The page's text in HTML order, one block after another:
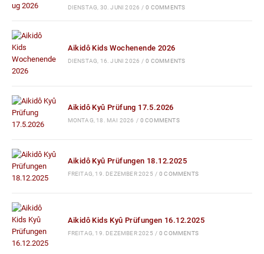
DIENSTAG, 30. JUNI 2026 / 0 COMMENTS
Aikidô Kids Wochenende 2026
DIENSTAG, 16. JUNI 2026 / 0 COMMENTS
Aikidô Kyû Prüfung 17.5.2026
MONTAG, 18. MAI 2026 / 0 COMMENTS
Aikidô Kyû Prüfungen 18.12.2025
FREITAG, 19. DEZEMBER 2025 / 0 COMMENTS
Aikidô Kids Kyû Prüfungen 16.12.2025
FREITAG, 19. DEZEMBER 2025 / 0 COMMENTS